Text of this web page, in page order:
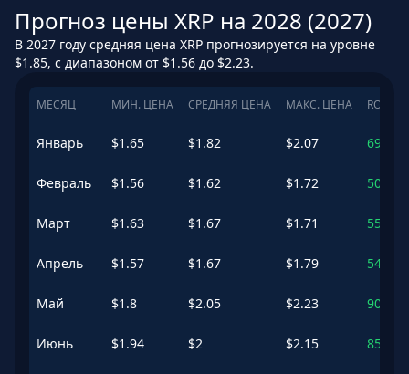
Прогноз цены XRP на 2028 (2027)
В 2027 году средняя цена XRP прогнозируется на уровне
$1.85, с диапазоном от $1.56 до $2.23.
МЕСЯЦ МИН. ЦЕНА СРЕДНЯЯ ЦЕНА МАКС. ЦЕНА ROI
Январь $1.65 $1.82 $2.07 69.16
Февраль $1.56 $1.62 $1.72 50.87
Март $1.63 $1.67 $1.71 55.02
Апрель $1.57 $1.67 $1.79 54.79
Май $1.8 $2.05 $2.23 90.36
Июнь $1.94 $2 $2.15 85.63